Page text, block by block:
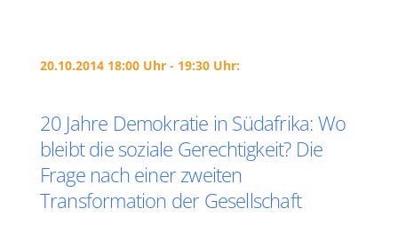
20.10.2014 18:00 Uhr - 19:30 Uhr:
20 Jahre Demokratie in Südafrika: Wo
bleibt die soziale Gerechtigkeit? Die
Frage nach einer zweiten
Transformation der Gesellschaft